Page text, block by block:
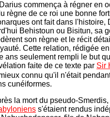
commença à régner en
règne de ce roi une bonne
ont fait dans l'histoire,
Behistoun ou Bisitun, sa
son règne et le récit
Cette relation, rédigée
ans seulement rempli le but
faite de ce texte par Sir
connu qu'il n'était
cunéiformes.
la mort du pseudo-
s'étaient rendus